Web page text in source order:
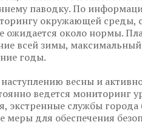
паводку. По
окружающей среды,
ожидается около нормы.
всей зимы,
годы.
весны и
ведется мониторинг
экстренные службы
для обеспечения